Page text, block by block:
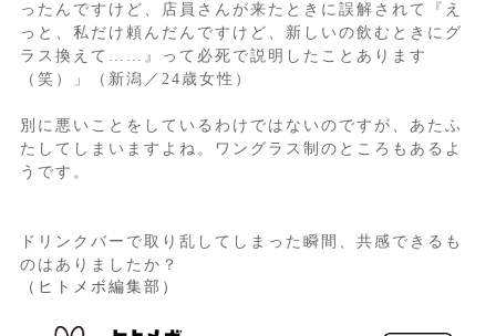
ったんですけど、店員さんが来たときに誤解されて『え
っと、私だけ頼んだんですけど、新しいの飲むときにグ
ラス換えて……』って必死で説明したことあります
（笑）」（新潟／24歳女性）
別に悪いことをしているわけではないのですが、あたふ
たしてしまいますよね。ワングラス制のところもあるよ
うです。
ドリンクバーで取り乱してしまった瞬間、共感できるも
のはありましたか？
（ヒトメボ編集部）